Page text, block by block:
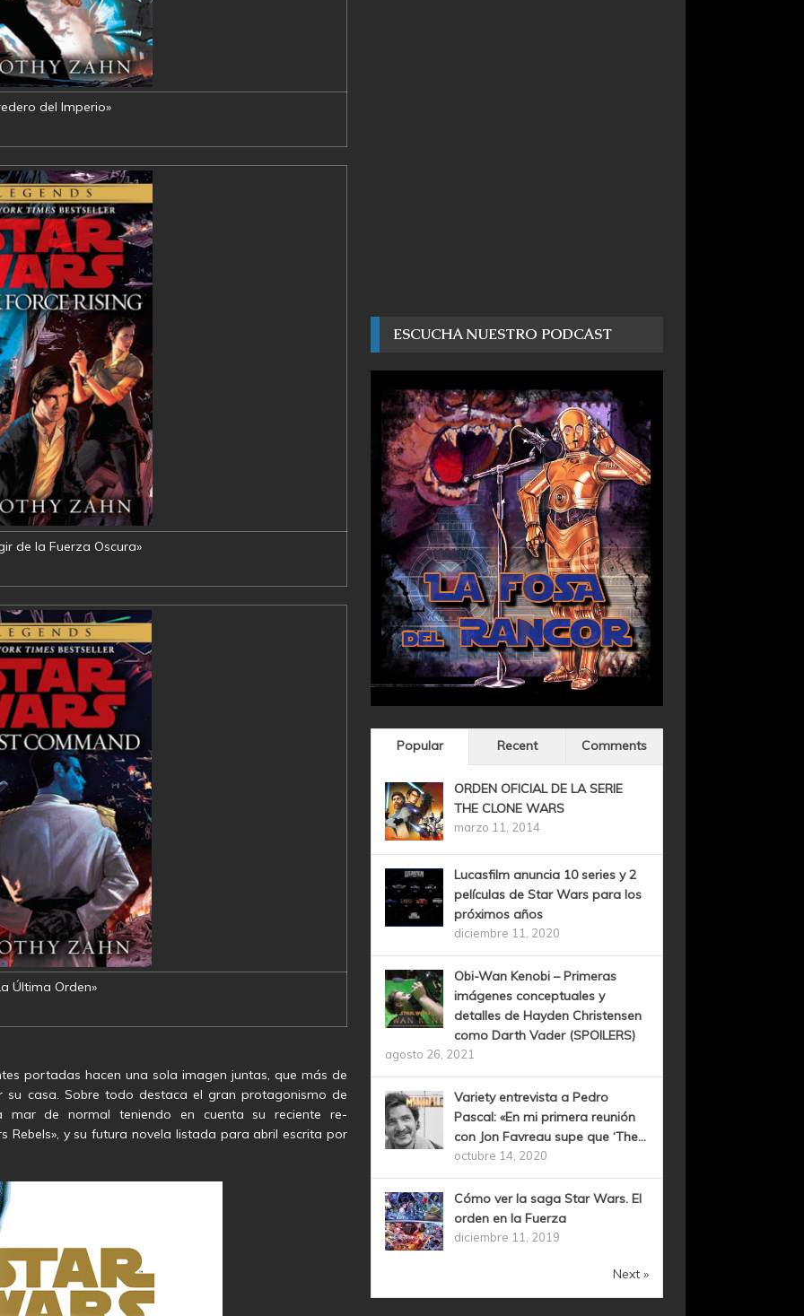
del Imperio»
de la Fuerza Oscura»
Última Orden»
portadas hacen una sola imagen juntas, que más de
casa. Sobre todo destaca el gran protagonismo de
de normal teniendo en cuenta su reciente re-
Rebels», y su futura novela listada para abril escrita por
ESCUCHA NUESTRO PODCAST
Popular Recent Comments
ORDEN OFICIAL DE LA SERIE
THE CLONE WARS
marzo 11, 2014
Lucasfilm anuncia 10 series y 2
películas de Star Wars para los
próximos años
diciembre 11, 2020
Obi-Wan Kenobi – Primeras
imágenes conceptuales y
detalles de Hayden Christensen
como Darth Vader (SPOILERS)
agosto 26, 2021
Variety entrevista a Pedro
Pascal: «En mi primera reunión
con Jon Favreau supe que ‘The...
octubre 14, 2020
Cómo ver la saga Star Wars. El
orden en la Fuerza
diciembre 11, 2019
Next »